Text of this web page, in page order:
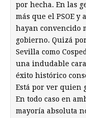
por hecha. En las
más que el PSOE y
hayan convencido
gobierno. Quizá
Sevilla como
una indudable
éxito histórico
Está por ver quien
En todo caso en
mayoría absoluta